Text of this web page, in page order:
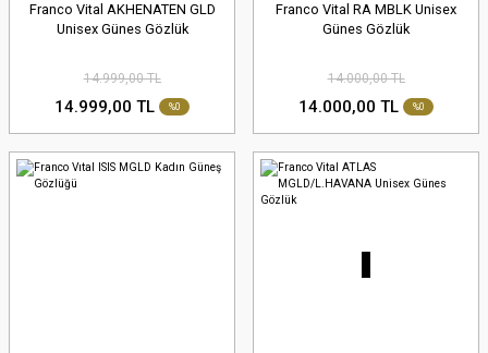
Franco Vital AKHENATEN GLD
Unisex Günes Gözlük
14.999,00 TL
14.999,00 TL %0
Franco Vital RA MBLK Unisex
Günes Gözlük
14.000,00 TL
14.000,00 TL %0